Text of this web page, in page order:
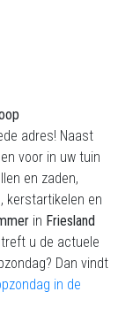
adres! Naast
voor in uw tuin
en zaden,
kerstartikelen en
in Friesland
u de actuele
Dan vindt
in de